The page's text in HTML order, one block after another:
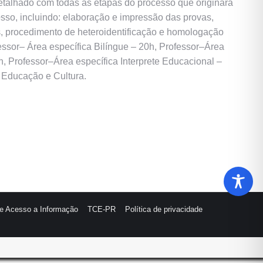
com todas as etapas do processo que originará
incluindo: elaboração e impressão das provas,
de heteroidentificação e homologação
Área específica Bilíngue – 20h, Professor–Área
Professor–Área específica Interprete Educacional –
e Cultura.
Acesso a Informação TCE-PR
Política de privacidade